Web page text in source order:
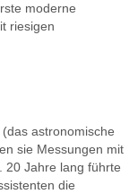
moderne
riesigen
astronomische
sie Messungen mit
20 Jahre lang führte
die